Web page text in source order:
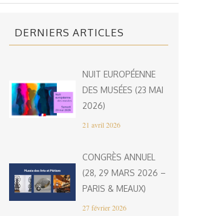
DERNIERS ARTICLES
NUIT EUROPÉENNE
DES MUSÉES (23 MAI
2026)
21 avril 2026
CONGRÈS ANNUEL
(28, 29 MARS 2026 –
PARIS & MEAUX)
27 février 2026